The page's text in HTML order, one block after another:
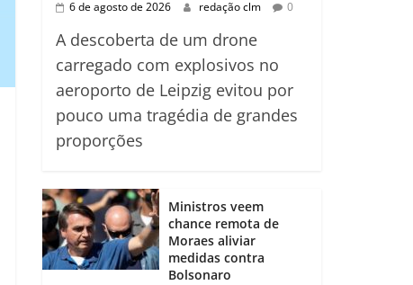
6 de agosto de 2026 redação clm 0
A descoberta de um drone
carregado com explosivos no
aeroporto de Leipzig evitou por
pouco uma tragédia de grandes
proporções
Ministros veem
chance remota de
Moraes aliviar
medidas contra
Bolsonaro